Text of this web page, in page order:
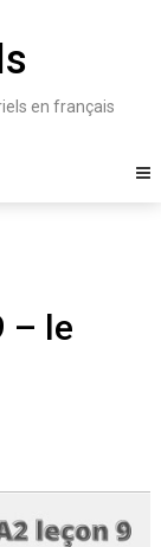
en français
– le